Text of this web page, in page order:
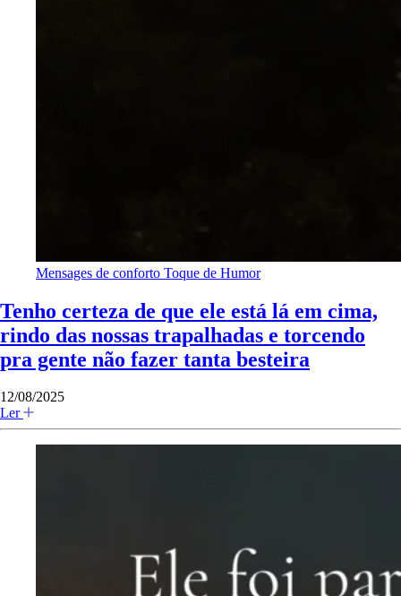
Mensages de conforto Toque de Humor
Tenho certeza de que ele está lá em cima,
rindo das nossas trapalhadas e torcendo
pra gente não fazer tanta besteira
12/08/2025
Ler